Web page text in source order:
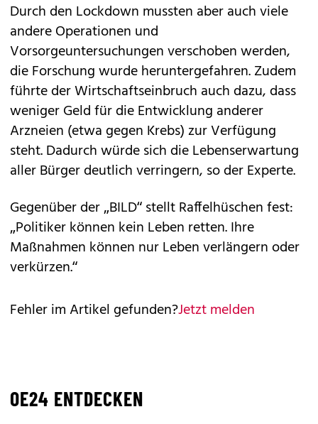
Durch den Lockdown mussten aber auch viele
andere Operationen und
Vorsorgeuntersuchungen verschoben werden,
die Forschung wurde heruntergefahren. Zudem
führte der Wirtschaftseinbruch auch dazu, dass
weniger Geld für die Entwicklung anderer
Arzneien (etwa gegen Krebs) zur Verfügung
steht. Dadurch würde sich die Lebenserwartung
aller Bürger deutlich verringern, so der Experte.
Gegenüber der „BILD“ stellt Raffelhüschen fest:
„Politiker können kein Leben retten. Ihre
Maßnahmen können nur Leben verlängern oder
verkürzen.“
Fehler im Artikel gefunden?Jetzt melden
OE24 ENTDECKEN